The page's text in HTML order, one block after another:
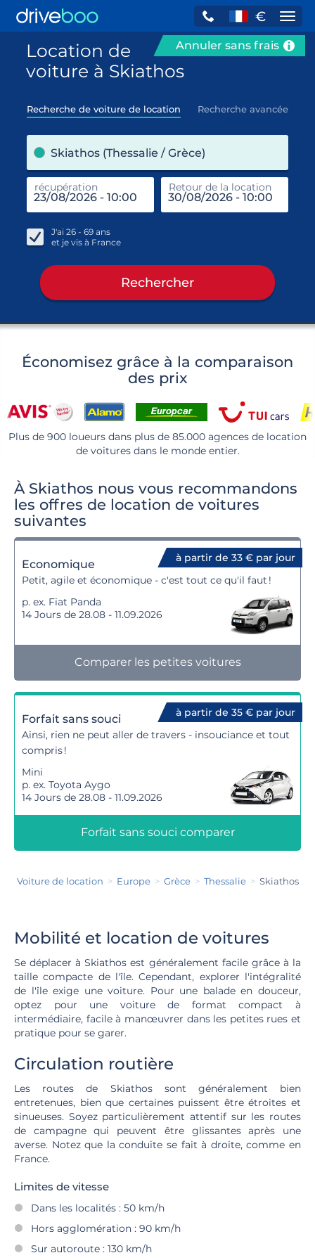
€
Annuler sans frais
Location de
voiture à Skiathos
Recherche de voiture de location Recherche avancée
Skiathos (Thessalie / Grèce)
récupération Retour de la location
J'ai 26 - 69 ans
et je vis à France
Rechercher
Économisez grâce à la comparaison
des prix
Plus de 900 loueurs dans plus de 85.000 agences de location
de voitures dans le monde entier.
À Skiathos nous vous recommandons
les offres de location de voitures
suivantes
à partir de 33 € par jour
Economique
Petit, agile et économique - c'est tout ce qu'il faut !
p. ex. Fiat Panda
14 Jours de 28.08 - 11.09.2026
Comparer les petites voitures
à partir de 35 € par jour
Forfait sans souci
Ainsi, rien ne peut aller de travers - insouciance et tout
compris !
Mini
p. ex. Toyota Aygo
14 Jours de 28.08 - 11.09.2026
Forfait sans souci comparer
Voiture de location Europe Grèce Thessalie Skiathos
Mobilité et location de voitures
Se déplacer à Skiathos est généralement facile grâce à la
taille compacte de l'île. Cependant, explorer l'intégralité
de l'île exige une voiture. Pour une balade en douceur,
optez pour une voiture de format compact à
intermédiaire, facile à manœuvrer dans les petites rues et
pratique pour se garer.
Circulation routière
Les routes de Skiathos sont généralement bien
entretenues, bien que certaines puissent être étroites et
sinueuses. Soyez particulièrement attentif sur les routes
de campagne qui peuvent être glissantes après une
averse. Notez que la conduite se fait à droite, comme en
France.
Limites de vitesse
Dans les localités : 50 km/h
Hors agglomération : 90 km/h
Sur autoroute : 130 km/h